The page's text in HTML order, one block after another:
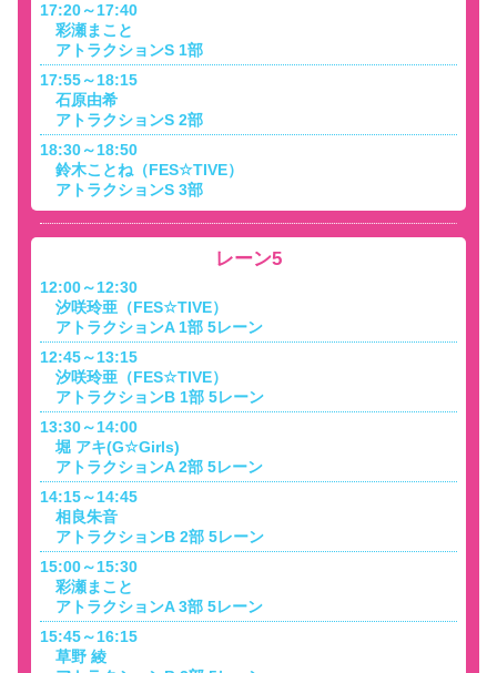
17:20～17:40
彩瀬まこと
アトラクションS 1部
17:55～18:15
石原由希
アトラクションS 2部
18:30～18:50
鈴木ことね（FES☆TIVE）
アトラクションS 3部
レーン5
12:00～12:30
汐咲玲亜（FES☆TIVE）
アトラクションA 1部 5レーン
12:45～13:15
汐咲玲亜（FES☆TIVE）
アトラクションB 1部 5レーン
13:30～14:00
堀 アキ(G☆Girls)
アトラクションA 2部 5レーン
14:15～14:45
相良朱音
アトラクションB 2部 5レーン
15:00～15:30
彩瀬まこと
アトラクションA 3部 5レーン
15:45～16:15
草野 綾